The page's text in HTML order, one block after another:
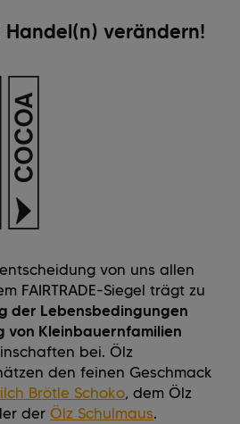
Handel(n) verändern!
von uns allen
FAIRTRADE-Siegel trägt zu
der Lebensbedingungen
von Kleinbauernfamilien
bei. Ölz
den feinen Geschmack
Brötle Schoko, dem Ölz
der Ölz Schulmaus.